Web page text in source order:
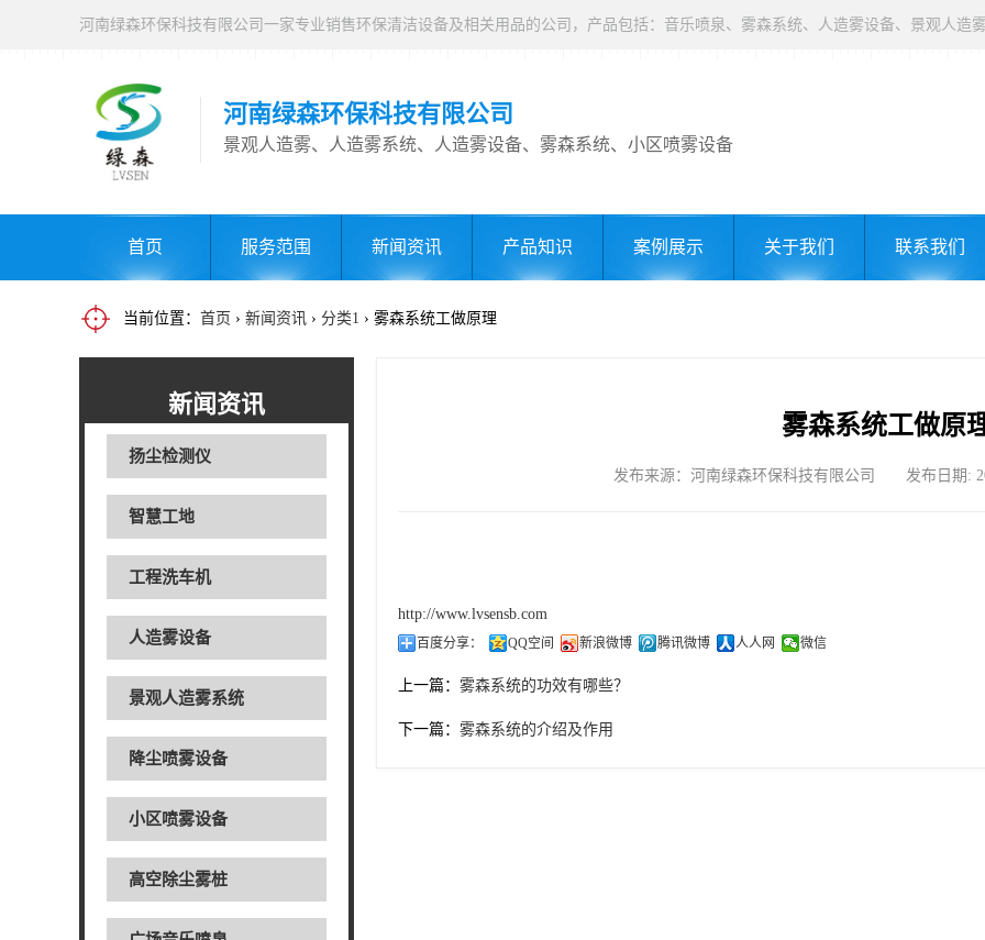
河南绿森环保科技有限公司
景观人造雾、人造雾系统、人造雾设备、雾森系统、小区喷雾设备
首页 服务范围 新闻资讯 产品知识 案例展示 关于我们 联系我们
当前位置： 首页 › 新闻资讯 › 分类1 › 雾森系统工做原理
新闻资讯
扬尘检测仪
智慧工地
工程洗车机
人造雾设备
景观人造雾系统
降尘喷雾设备
小区喷雾设备
高空除尘雾桩
雾森系统工做原
发布来源：河南绿森环保科技有限公司 发布日期:
http://www.lvsensb.com
百度分享： QQ空间 新浪微博 腾讯微博 人人网 微信
上一篇： 雾森系统的功效有哪些？
下一篇： 雾森系统的介绍及作用